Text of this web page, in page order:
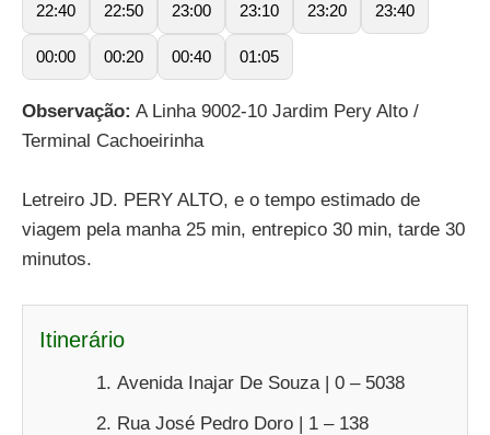
22:40 22:50 23:00 23:10 23:20 23:40
00:00 00:20 00:40 01:05
Observação: A Linha 9002-10 Jardim Pery Alto /
Terminal Cachoeirinha
Letreiro JD. PERY ALTO, e o tempo estimado de
viagem pela manha 25 min, entrepico 30 min, tarde 30
minutos.
Itinerário
Avenida Inajar De Souza | 0 – 5038
Rua José Pedro Doro | 1 – 138